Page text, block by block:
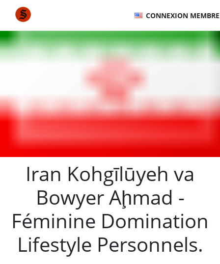
CONNEXION MEMBRE
Iran Kohgīlūyeh va
Bowyer Aḩmad -
Féminine Domination
Lifestyle Personnels.